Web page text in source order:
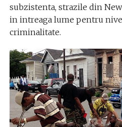
subzistenta, strazile din
in intreaga lume pentru
criminalitate.